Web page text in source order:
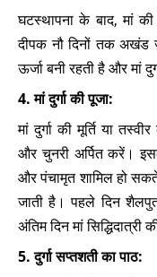
घटस्थापना के बाद, मां
दीपक नौ दिनों तक अखंड
ऊर्जा बनी रहती है और मां
4. मां दुर्गा की पूजा:
मां दुर्गा की मूर्ति या
और चुनरी अर्पित करें।
और पंचामृत शामिल हो
जाती है। पहले दिन
अंतिम दिन मां सिद्धिदात्री
5. दुर्गा सप्तशती का पाठ: